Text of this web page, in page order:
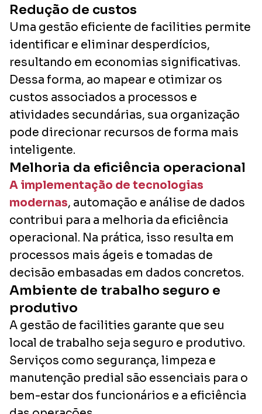
Redução de custos
Uma gestão eficiente de facilities permite
identificar e eliminar desperdícios,
resultando em economias significativas.
Dessa forma, ao mapear e otimizar os
custos associados a processos e
atividades secundárias, sua organização
pode direcionar recursos de forma mais
inteligente.
Melhoria da eficiência operacional
A implementação de tecnologias
modernas, automação e análise de dados
contribui para a melhoria da eficiência
operacional. Na prática, isso resulta em
processos mais ágeis e tomadas de
decisão embasadas em dados concretos.
Ambiente de trabalho seguro e
produtivo
A gestão de facilities garante que seu
local de trabalho seja seguro e produtivo.
Serviços como segurança, limpeza e
manutenção predial são essenciais para o
bem-estar dos funcionários e a eficiência